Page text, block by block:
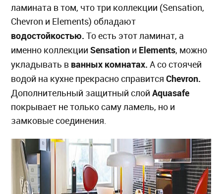
ламината в том, что три коллекции (Sensation,
Chevron и Elements) обладают
водостойкостью.То есть этот ламинат, а
именно коллекцииSensation и Elements, можно
укладывать в ванных комнатах. А со стоячей
водой на кухне прекрасно справитсяChevron.
Дополнительный защитный слойAquasafe
покрывает не только саму ламель, но и
замковые соединения.